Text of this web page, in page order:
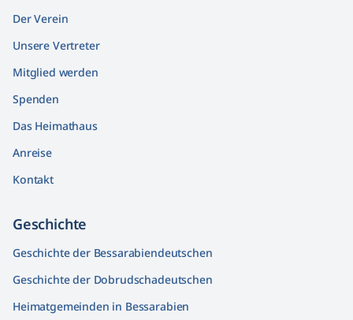
Der Verein
Unsere Vertreter
Mitglied werden
Spenden
Das Heimathaus
Anreise
Kontakt
Geschichte
Geschichte der Bessarabiendeutschen
Geschichte der Dobrudschadeutschen
Heimatgemeinden in Bessarabien